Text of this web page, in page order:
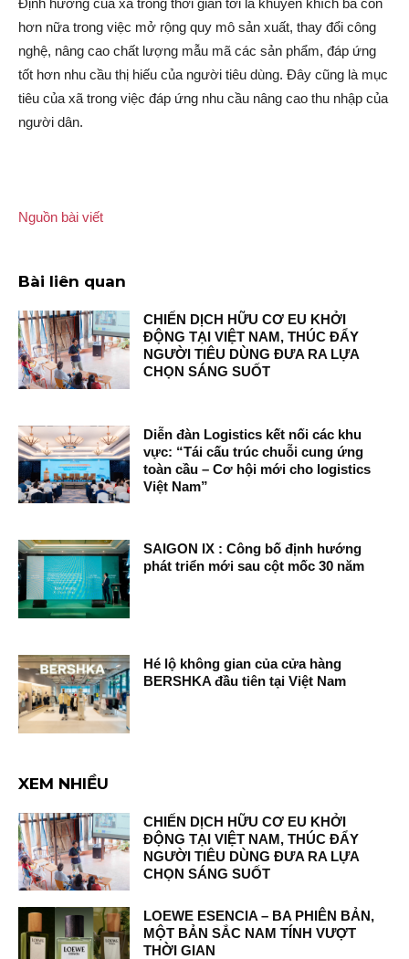
Định hướng của xã trong thời gian tới là khuyến khích bà con
hơn nữa trong việc mở rộng quy mô sản xuất, thay đổi công
nghệ, nâng cao chất lượng mẫu mã các sản phẩm, đáp ứng
tốt hơn nhu cầu thị hiếu của người tiêu dùng. Đây cũng là mục
tiêu của xã trong việc đáp ứng nhu cầu nâng cao thu nhập của
người dân.
Nguồn bài viết
Bài liên quan
CHIẾN DỊCH HỮU CƠ EU KHỞI
ĐỘNG TẠI VIỆT NAM, THÚC ĐẨY
NGƯỜI TIÊU DÙNG ĐƯA RA LỰA
CHỌN SÁNG SUỐT
Diễn đàn Logistics kết nối các khu
vực: “Tái cấu trúc chuỗi cung ứng
toàn cầu – Cơ hội mới cho logistics
Việt Nam”
SAIGON IX : Công bố định hướng
phát triển mới sau cột mốc 30 năm
Hé lộ không gian của cửa hàng
BERSHKA đầu tiên tại Việt Nam
XEM NHIỀU
CHIẾN DỊCH HỮU CƠ EU KHỞI
ĐỘNG TẠI VIỆT NAM, THÚC ĐẨY
NGƯỜI TIÊU DÙNG ĐƯA RA LỰA
CHỌN SÁNG SUỐT
LOEWE ESENCIA – BA PHIÊN BẢN,
MỘT BẢN SẮC NAM TÍNH VƯỢT
THỜI GIAN